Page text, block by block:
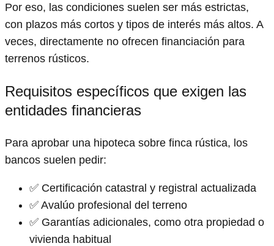
Por eso, las condiciones suelen ser más estrictas,
con plazos más cortos y tipos de interés más altos. A
veces, directamente no ofrecen financiación para
terrenos rústicos.
Requisitos específicos que exigen las
entidades financieras
Para aprobar una hipoteca sobre finca rústica, los
bancos suelen pedir:
✅ Certificación catastral y registral actualizada
✅ Avalúo profesional del terreno
✅ Garantías adicionales, como otra propiedad o
vivienda habitual